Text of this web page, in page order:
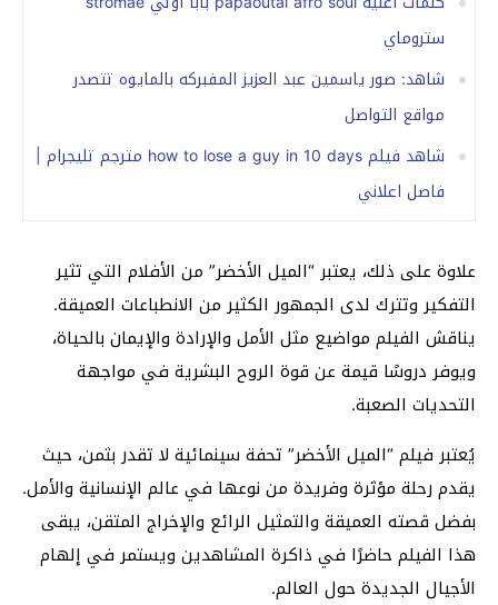
ستروماي
شاهد: صور ياسمين عبد العزيز المفبركه بالمايوه تتصدر
مواقع التواصل
شاهد فيلم how to lose a guy in 10 days مترجم تليجرام |
فاصل اعلاني
علاوة على ذلك، يعتبر “الميل الأخضر” من الأفلام التي تثير
التفكير وتترك لدى الجمهور الكثير من الانطباعات العميقة.
يناقش الفيلم مواضيع مثل الأمل والإرادة والإيمان بالحياة،
ويوفر دروسًا قيمة عن قوة الروح البشرية في مواجهة
التحديات الصعبة.
يُعتبر فيلم “الميل الأخضر” تحفة سينمائية لا تقدر بثمن، حيث
يقدم رحلة مؤثرة وفريدة من نوعها في عالم الإنسانية والأمل.
بفضل قصته العميقة والتمثيل الرائع والإخراج المتقن، يبقى
هذا الفيلم حاضرًا في ذاكرة المشاهدين ويستمر في إلهام
الأجيال الجديدة حول العالم.